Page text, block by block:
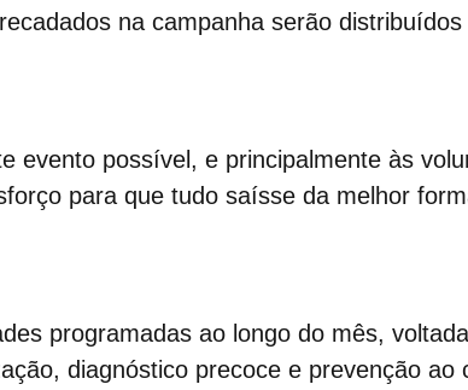
na campanha serão distribuídos
evento possível, e principalmente às
para que tudo saísse da melhor
programadas ao longo do mês,
diagnóstico precoce e prevenção ao